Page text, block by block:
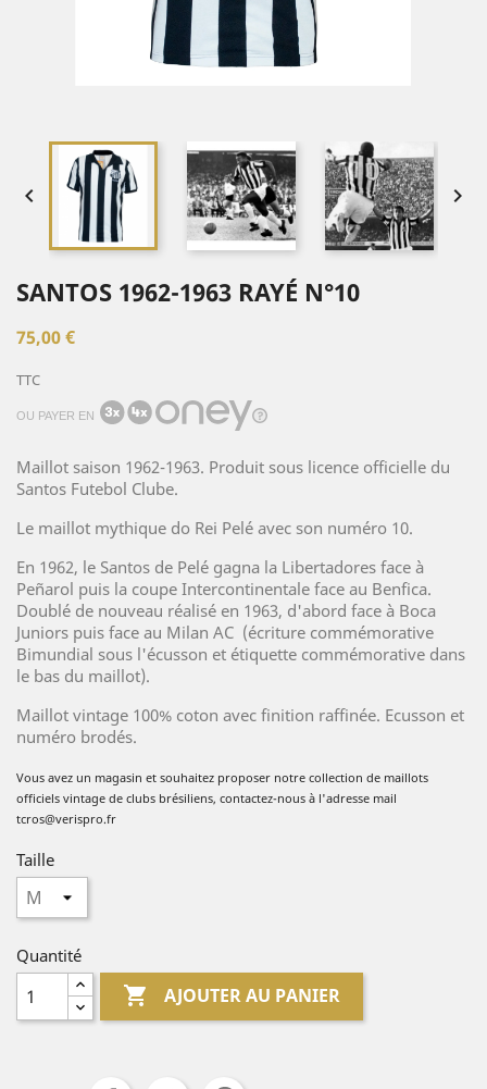
 
SANTOS 1962-1963 RAYÉ N°10
75,00 €
TTC
OU PAYER EN
Maillot saison 1962-1963. Produit sous licence officielle du
Santos Futebol Clube.
Le maillot mythique do Rei Pelé avec son numéro 10.
En 1962, le Santos de Pelé gagna la Libertadores face à
Peñarol puis la coupe Intercontinentale face au Benfica.
Doublé de nouveau réalisé en 1963, d'abord face à Boca
Juniors puis face au Milan AC (écriture commémorative
Bimundial sous l'écusson et étiquette commémorative dans
le bas du maillot).
Maillot vintage 100% coton avec finition raffinée. Ecusson et
numéro brodés.
Vous avez un magasin et souhaitez proposer notre collection de maillots
officiels vintage de clubs brésiliens, contactez-nous à l'adresse mail
tcros@verispro.fr
Taille
Quantité
 AJOUTER AU PANIER